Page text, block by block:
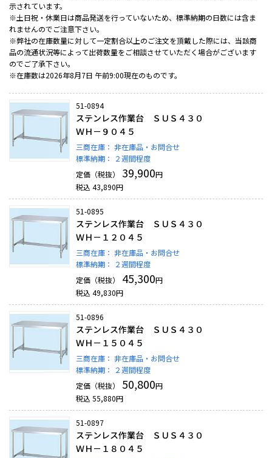
示されています。
※土日祝・休業日は商品発送を行っていないため、標準納期の日数には含ま
れませんのでご注意下さい。
※弊社の在庫数量に対して一定割合以上のご注文を頂戴した際には、当該商
品の流通状況等によって出荷数量をご相談させていただく場合がございます
のでご了承下さい。
※在庫数は2026年8月7日 午前9:00現在のものです。
51-0894
ステンレス作業台 ＳＵＳ４３０
ＷＨ－９０４５
三商在庫： 非在庫品・お問合せ
標準納期：
２週間程度
定価（税抜）
39,900円
税込 43,890円
51-0895
ステンレス作業台 ＳＵＳ４３０
ＷＨ－１２０４５
三商在庫： 非在庫品・お問合せ
標準納期：
２週間程度
定価（税抜）
45,300円
税込 49,830円
51-0896
ステンレス作業台 ＳＵＳ４３０
ＷＨ－１５０４５
三商在庫： 非在庫品・お問合せ
標準納期：
２週間程度
定価（税抜）
50,800円
税込 55,880円
51-0897
ステンレス作業台 ＳＵＳ４３０
ＷＨ－１８０４５